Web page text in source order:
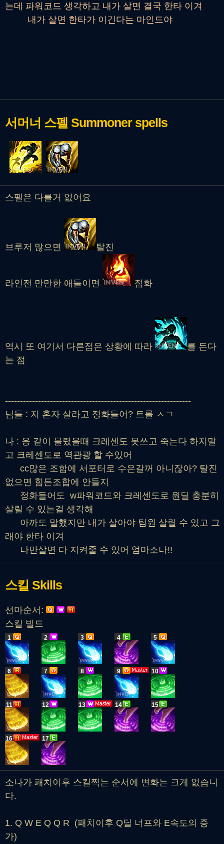
는데 파워코드 생각하고 내가 살면 결국 한타 이겨
내가 살면 한타가 이긴다는 마인드야
서머너 스펠 Summoner spells
스펠은 다를거 없어요
브루저 많으면 탈진
라인전 만만한 애들이면 점화
역시 또 여기서 다른점은 상황에 따라
를 든다
는 점
--------------------------------------------------------------
님들 : 지 혼자 살라고 정화들어? 트롤 ㅅㄱ
나 : 응 같이 물렸을때 크레센도 못쓰고 죽는다 하지말
고 크레센도로 역관광 할 수있어
cc많은 조합에 서포터로 수은갈꺼 아니잖아? 탈진
없으면 힘든조합에 안들지
정화들어도 w파워코드와 크레센도로 원딜 충분히
살릴 수 있는걸 생각해
아까도 말했지만 내가 살아야 팀원 살릴 수 있고 그
래야 한타 이겨
나만살면 다 지켜줄 수 있어 엄마소나!!
스킬 Skills
선마순서:
스킬 빌드
1 2 3 4 5
6 7 8 9 10
11 12 13 14 15
16 17
소나가 패치이후 스킬찍는 순서에 변화는 크게 없습니
다.
1. Q W E Q Q R (패치이후 Q딜 너프와 E속도의 증
가)